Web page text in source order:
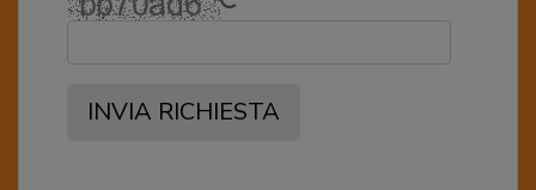
INVIA RICHIESTA